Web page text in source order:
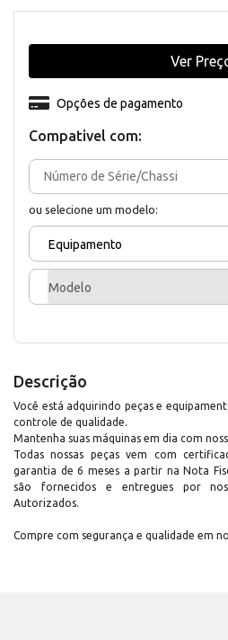
Compativel com:
ou selecione um modelo:
Equipamento
Modelo
Opções de pagamento
Ver
Descrição
Você está adquirindo peças e
controle de qualidade.
Mantenha suas máquinas em dia com
Todas nossas peças vem com
garantia de 6 meses a partir na Nota
são fornecidos e entregues por
Autorizados.
Compre com segurança e qualidade em